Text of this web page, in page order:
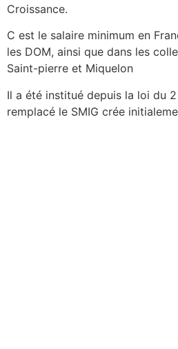
Croissance.
C est le salaire minimum en
les DOM, ainsi que dans les
Saint-pierre et Miquelon
Il a été institué depuis la loi du
remplacé le SMIG crée